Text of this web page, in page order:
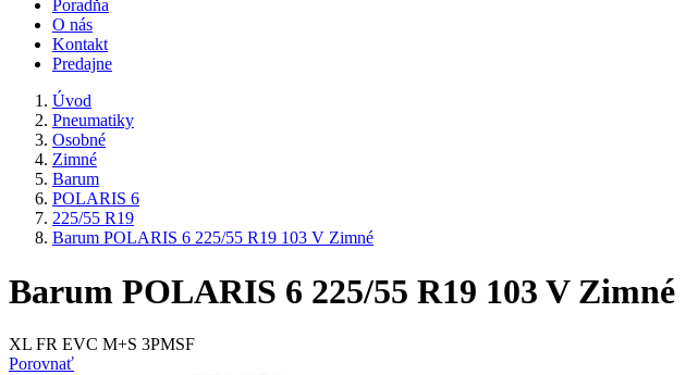
Poradňa
O nás
Kontakt
Predajne
Úvod
Pneumatiky
Osobné
Zimné
Barum
POLARIS 6
225/55 R19
Barum POLARIS 6 225/55 R19 103 V Zimné
Barum POLARIS 6 225/55 R19 103 V Zimné
XL FR EVC M+S 3PMSF
Porovnať